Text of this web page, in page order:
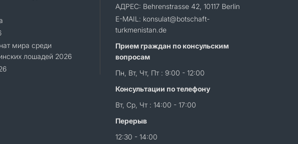
мира среди
лошадей 2026
АДРЕС: Behrenstrasse 42, 10117 Berlin
E-MAIL: konsulat@botschaft-
turkmenistan.de
Прием граждан по консульским
вопросам
Пн, Вт, Чт, Пт : 9:00 - 12:00
Консультации по телефону
Вт, Ср, Чт : 14:00 - 17:00
Перерыв
12:30 - 14:00